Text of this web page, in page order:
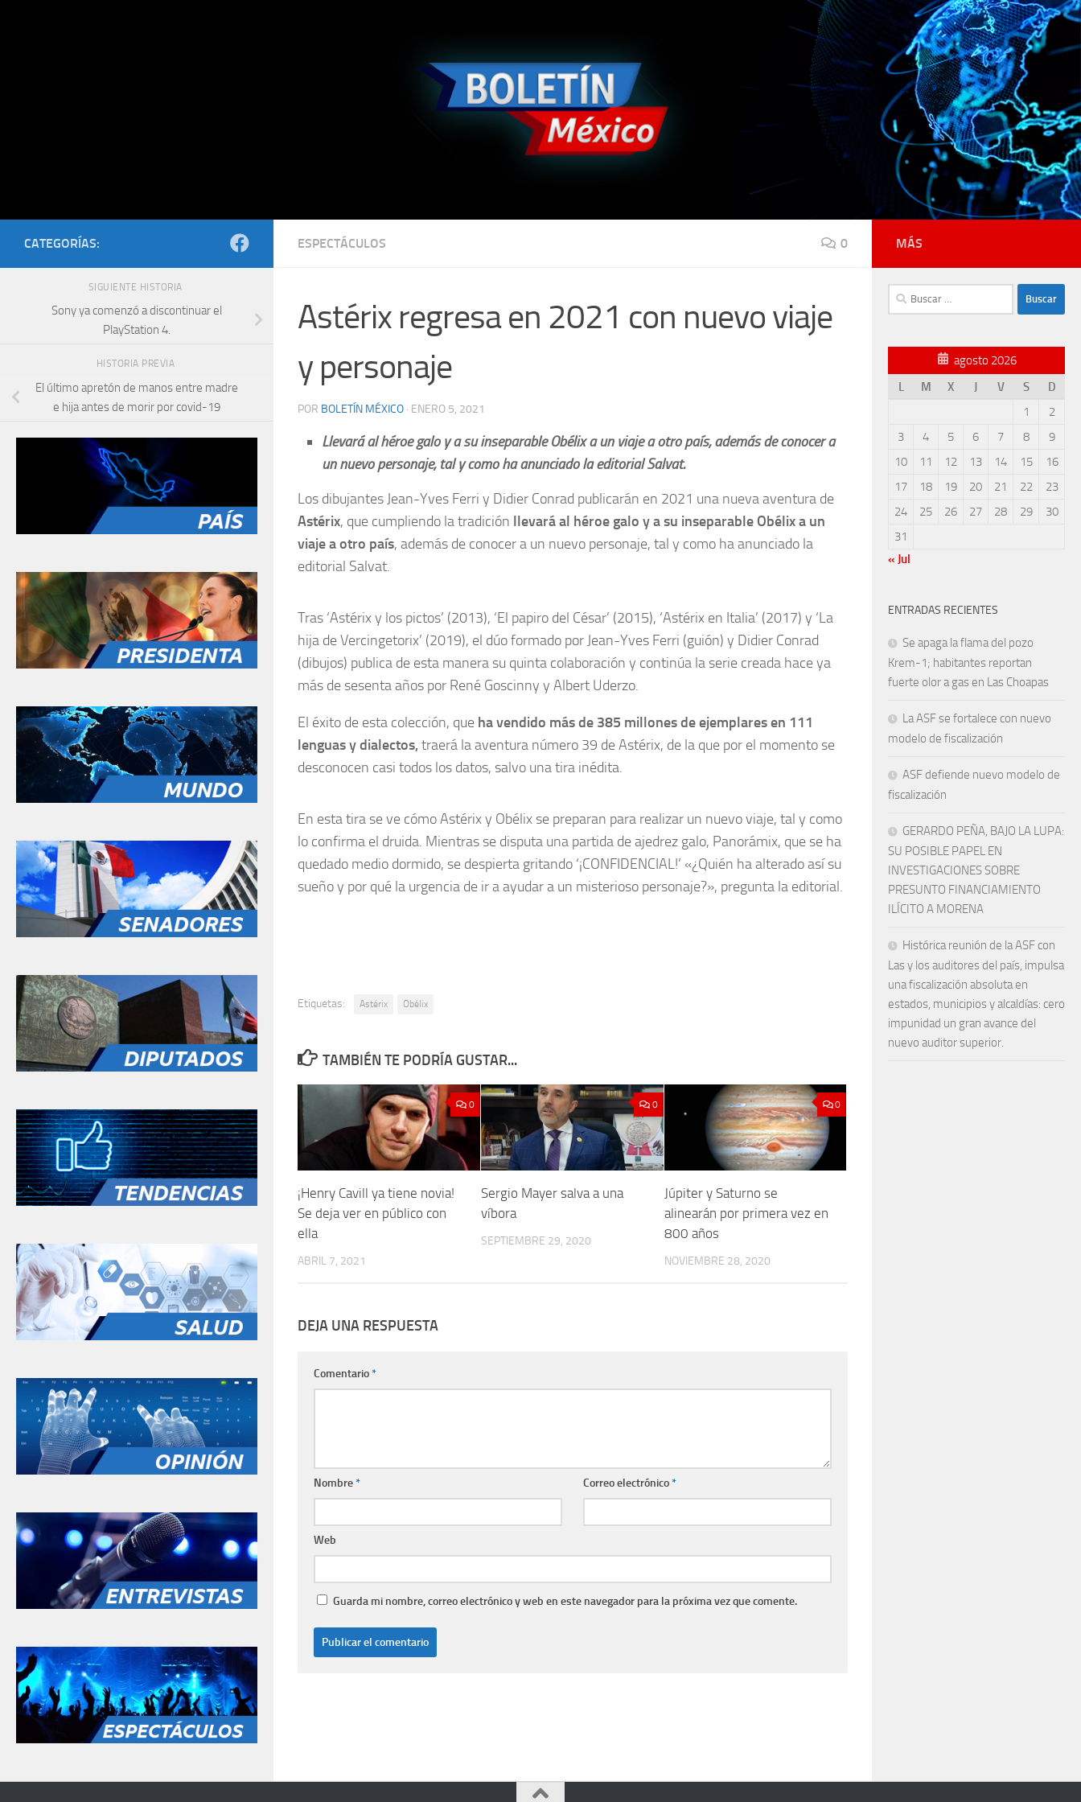
ESPECTÁCULOS 0
Astérix regresa en 2021 con nuevo viaje
y personaje
POR BOLETÍN MÉXICO · ENERO 5, 2021
Llevará al héroe galo y a su inseparable Obélix a un viaje a otro país, además de conocer a
un nuevo personaje, tal y como ha anunciado la editorial Salvat.
Los dibujantes Jean-Yves Ferri y Didier Conrad publicarán en 2021 una nueva aventura de
Astérix, que cumpliendo la tradición llevará al héroe galo y a su inseparable Obélix a un
viaje a otro país, además de conocer a un nuevo personaje, tal y como ha anunciado la
editorial Salvat.
Tras ‘Astérix y los pictos’ (2013), ‘El papiro del César’ (2015), ‘Astérix en Italia’ (2017) y ‘La
hija de Vercingetorix’ (2019), el dúo formado por Jean-Yves Ferri (guión) y Didier Conrad
(dibujos) publica de esta manera su quinta colaboración y continúa la serie creada hace ya
más de sesenta años por René Goscinny y Albert Uderzo.
El éxito de esta colección, que ha vendido más de 385 millones de ejemplares en 111
lenguas y dialectos,traerá la aventura número 39 de Astérix, de la que por el momento se
desconocen casi todos los datos, salvo una tira inédita.
En esta tira se ve cómo Astérix y Obélix se preparan para realizar un nuevo viaje, tal y como
lo confirma el druida. Mientras se disputa una partida de ajedrez galo, Panorámix, que se ha
quedado medio dormido, se despierta gritando ‘¡CONFIDENCIAL!’ «¿Quién ha alterado así su
sueño y por qué la urgencia de ir a ayudar a un misterioso personaje?», pregunta la editorial.
Etiquetas: Astérix Obélix
TAMBIÉN TE PODRÍA GUSTAR...
0
¡Henry Cavill ya tiene novia!
Se deja ver en público con
ella
ABRIL 7, 2021
0
Sergio Mayer salva a una
víbora
SEPTIEMBRE 29, 2020
0
Júpiter y Saturno se
alinearán por primera vez en
800 años
NOVIEMBRE 28, 2020
DEJA UNA RESPUESTA
Comentario*
Nombre* Correo electrónico*
Web
Guarda mi nombre, correo electrónico y web en este navegador para la próxima vez que comente.
CATEGORÍAS:
SIGUIENTE HISTORIA
Sony ya comenzó a discontinuar el
PlayStation 4.
HISTORIA PREVIA
El último apretón de manos entre madre
e hija antes de morir por covid-19
MÁS
Buscar:
agosto 2026
L
M X J V S
D
1
2
3
4 5 6 7 8
9
10
11 12 13 14 15
16
17
18 19 20 21 22
23
24
25 26 27 28 29
30
31
« Jul
ENTRADAS RECIENTES
Se apaga la flama del pozo
Krem-1; habitantes reportan
fuerte olor a gas en Las Choapas
La ASF se fortalece con nuevo
modelo de fiscalización
ASF defiende nuevo modelo de
fiscalización
GERARDO PEÑA, BAJO LA LUPA:
SU POSIBLE PAPEL EN
INVESTIGACIONES SOBRE
PRESUNTO FINANCIAMIENTO
ILÍCITO A MORENA
Histórica reunión de la ASF con
Las y los auditores del país, impulsa
una fiscalización absoluta en
estados, municipios y alcaldías: cero
impunidad un gran avance del
nuevo auditor superior.